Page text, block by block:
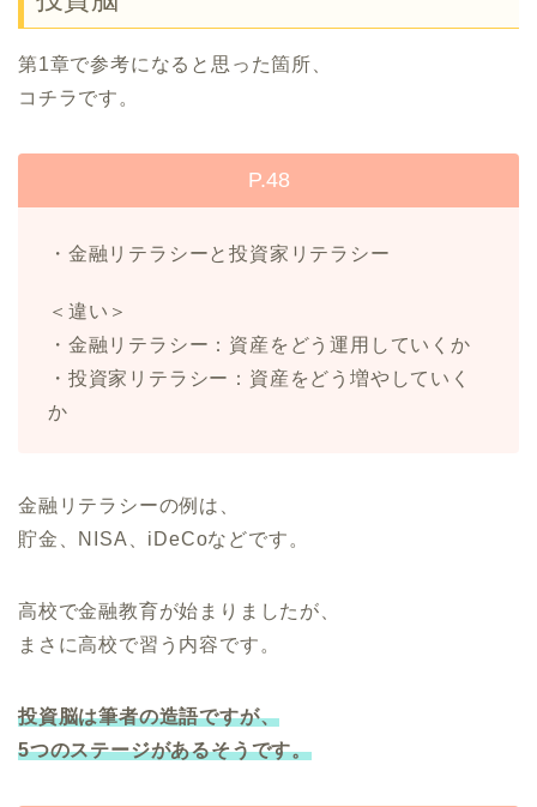
第1章で参考になると思った箇所、
コチラです。
P.48
・金融リテラシーと投資家リテラシー
＜違い＞
・金融リテラシー：資産をどう運用していくか
・投資家リテラシー：資産をどう増やしていく
か
金融リテラシーの例は、
貯金、NISA、iDeCoなどです。
高校で金融教育が始まりましたが、
まさに高校で習う内容です。
投資脳は筆者の造語ですが、
5つのステージがあるそうです。